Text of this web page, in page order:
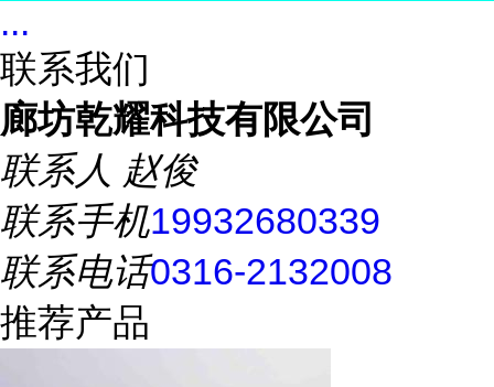
...
联系我们
廊坊乾耀科技有限公司
联系人 赵俊
联系手机19932680339
联系电话0316-2132008
推荐产品